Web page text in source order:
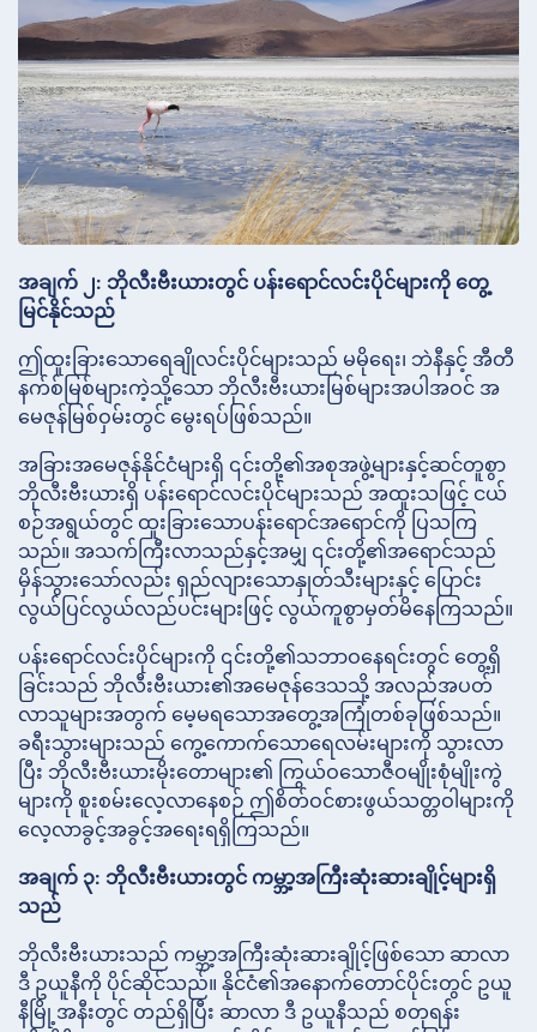
အချက် ၂: ဘိုလီးဗီးယားတွင် ပန်းရောင်လင်းပိုင်များကို တွေ့
မြင်နိုင်သည်
ဤထူးခြားသောရေချိုလင်းပိုင်များသည် မမိုရေး၊ ဘဲနီနှင့် အီတီ
နက်စ်မြစ်များကဲ့သို့သော ဘိုလီးဗီးယားမြစ်များအပါအဝင် အ
မေဇုန်မြစ်ဝှမ်းတွင် မွေးရပ်ဖြစ်သည်။
အခြားအမေဇုန်နိုင်ငံများရှိ ၎င်းတို့၏အစုအဖွဲ့များနှင့်ဆင်တူစွာ
ဘိုလီးဗီးယားရှိ ပန်းရောင်လင်းပိုင်များသည် အထူးသဖြင့် ငယ်
စဉ်အရွယ်တွင် ထူးခြားသောပန်းရောင်အရောင်ကို ပြသကြ
သည်။ အသက်ကြီးလာသည်နှင့်အမျှ ၎င်းတို့၏အရောင်သည်
မှိန်သွားသော်လည်း ရှည်လျားသောနှုတ်သီးများနှင့် ပြောင်း
လွယ်ပြင်လွယ်လည်ပင်းများဖြင့် လွယ်ကူစွာမှတ်မိနေကြသည်။
ပန်းရောင်လင်းပိုင်များကို ၎င်းတို့၏သဘာဝနေရင်းတွင် တွေ့ရှိ
ခြင်းသည် ဘိုလီးဗီးယား၏အမေဇုန်ဒေသသို့ အလည်အပတ်
လာသူများအတွက် မေ့မရသောအတွေ့အကြုံတစ်ခုဖြစ်သည်။
ခရီးသွားများသည် ကွေ့ကောက်သောရေလမ်းများကို သွားလာ
ပြီး ဘိုလီးဗီးယားမိုးတောများ၏ ကြွယ်ဝသောဇီဝမျိုးစုံမျိုးကွဲ
များကို စူးစမ်းလေ့လာနေစဉ် ဤစိတ်ဝင်စားဖွယ်သတ္တဝါများကို
လေ့လာခွင့်အခွင့်အရေးရရှိကြသည်။
အချက် ၃: ဘိုလီးဗီးယားတွင် ကမ္ဘာ့အကြီးဆုံးဆားချိုင့်များရှိ
သည်
ဘိုလီးဗီးယားသည် ကမ္ဘာ့အကြီးဆုံးဆားချိုင့်ဖြစ်သော ဆာလာ
ဒီ ဥယူနီကို ပိုင်ဆိုင်သည်။ နိုင်ငံ၏အနောက်တောင်ပိုင်းတွင် ဥယူ
နီမြို့အနီးတွင် တည်ရှိပြီး ဆာလာ ဒီ ဥယူနီသည် စတုရန်း